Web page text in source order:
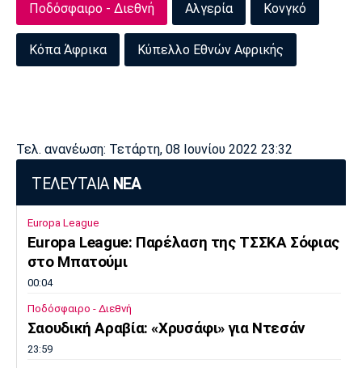
Ποδόσφαιρο - Διεθνή Αλγερία Κονγκό
Κόπα Άφρικα Κύπελλο Εθνών Αφρικής
Τελ. ανανέωση: Τετάρτη, 08 Ιουνίου 2022 23:32
ΤΕΛΕΥΤΑΙΑ ΝΕΑ
Europa League
Europa League: Παρέλαση της ΤΣΣΚΑ Σόφιας
στο Μπατούμι
00:04
Ποδόσφαιρο - Διεθνή
Σαουδική Αραβία: «Χρυσάφι» για Ντεσάν
23:59